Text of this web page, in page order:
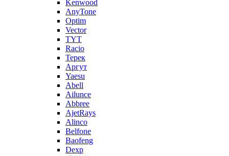
Kenwood
AnyTone
Optim
Vector
TYT
Racio
Терек
Аргут
Yaesu
Abell
Ailunce
Abbree
AjetRays
Alinco
Belfone
Baofeng
Dexp